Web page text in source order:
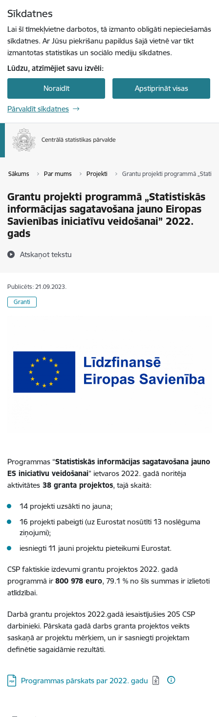
Sīkdatnes
Lai šī tīmekļvietne darbotos, tā izmanto obligāti nepieciešamās
sīkdatnes. Ar Jūsu piekrišanu papildus šajā vietnē var tikt
izmantotas statistikas un sociālo mediju sīkdatnes.
Lūdzu, atzīmējiet savu izvēli:
Noraidīt Apstiprināt visas
Pārvaldīt sīkdatnes
Sākums Par mums Projekti Grantu projekti programmā
Grantu projekti programmā „Statistiskās
informācijas sagatavošana jauno Eiropas
Savienības iniciatīvu veidošanai” 2022.
gads
Atskaņot tekstu
Publicēts: 21.09.2023.
Granti
Programmas “Statistiskās informācijas sagatavošana jauno
ES iniciatīvu veidošanai” ietvaros 2022. gadā noritēja
aktivitātes 38 granta projektos, tajā skaitā:
14 projekti uzsākti no jauna;
16 projekti pabeigti (uz Eurostat nosūtīti 13 noslēguma
ziņojumi);
iesniegti 11 jauni projektu pieteikumi Eurostat.
CSP faktiskie izdevumi grantu projektos 2022. gadā
programmā ir 800 978 euro, 79.1 % no šīs summas ir izlietoti
atlīdzībai.
Darbā grantu projektos 2022.gadā iesaistījušies 205 CSP
darbinieki. Pārskata gadā darbs granta projektos veikts
saskaņā ar projektu mērķiem, un ir sasniegti projektam
definētie sagaidāmie rezultāti.
Lejupielādēt:
Programmas pārskats par 2022. gadu